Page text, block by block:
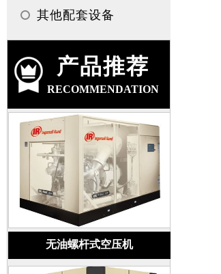
其他配套设备
产品推荐
RECOMMENDATION
无油螺杆式空压机